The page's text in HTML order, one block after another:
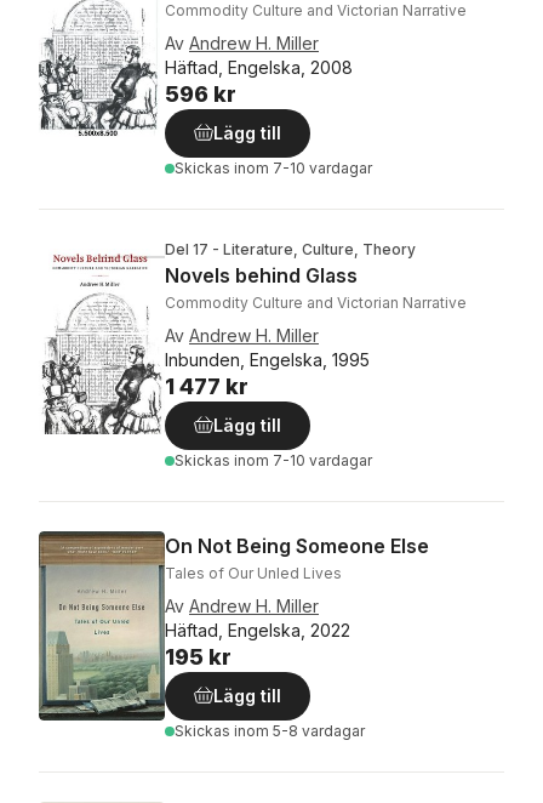
Commodity Culture and Victorian Narrative
Av Andrew H. Miller
Häftad, Engelska, 2008
596 kr
Lägg till
Skickas inom 7-10 vardagar
Del 17 - Literature, Culture, Theory
Novels behind Glass
Commodity Culture and Victorian Narrative
Av Andrew H. Miller
Inbunden, Engelska, 1995
1 477 kr
Lägg till
Skickas inom 7-10 vardagar
On Not Being Someone Else
Tales of Our Unled Lives
Av Andrew H. Miller
Häftad, Engelska, 2022
195 kr
Lägg till
Skickas inom 5-8 vardagar